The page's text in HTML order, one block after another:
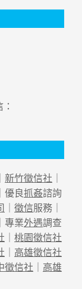
｜ 新竹徵信社 ｜
｜優良抓姦諮詢
｜ 徵信服務｜
｜專業外遇調查
｜ 桃園徵信社
｜ 高雄徵信社
徵信社 ｜ 高雄